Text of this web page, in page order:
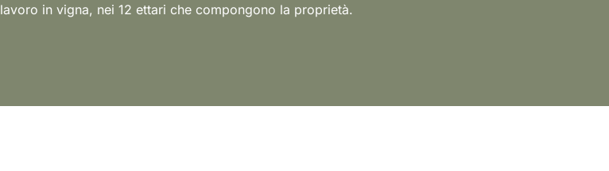
lavoro in vigna, nei 12 ettari che compongono la proprietà.